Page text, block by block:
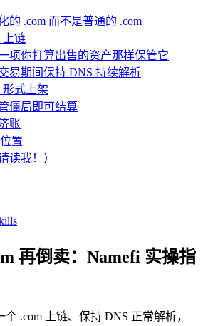
的 .com 而不是普通的 .com
上链
项你打算出售的资产那样保管它
易期间保持 DNS 持续解析
形式上架
僵局即可结算
账
置
读我！）
再倒卖：Namefi 实操指
.com 上链、保持 DNS 正常解析，